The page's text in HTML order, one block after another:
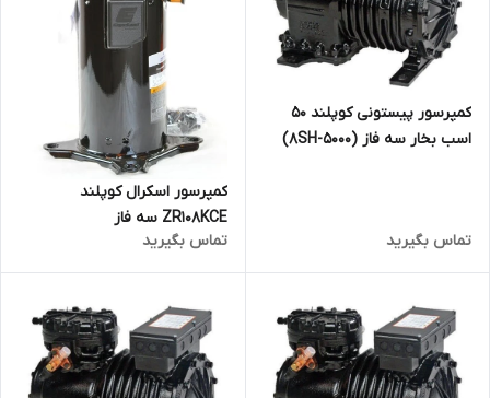
کمپرسور پیستونی کوپلند 50
اسب بخار سه فاز (8SH-5000)
تماس بگیرید
کمپرسور اسکرال کوپلند
ZR108KCE سه فاز
تماس بگیرید